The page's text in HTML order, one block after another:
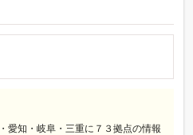
愛知・岐阜・三重に７３拠点の情報